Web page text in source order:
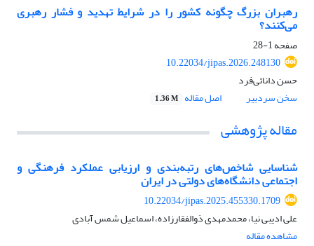
رهبران بزرگ چگونه کشور را در شرایط تهدید و فشار رهبری
می‌کنند؟
صفحه1-28
10.22034/jipas.2026.248130
حسن دانائی‌فرد
سخن سردبیر
اصل مقاله 1.36 M
مقاله پژوهشی
شناسایی شاخص‌های رتبه‌بندی و ارزیابی عملکرد فرهنگی و
اجتماعی دانشگاه‌های دولتی در ایران
10.22034/jipas.2025.455330.1709
علی ادیبی نیا، محمدمهدی ذوالفقارزاده، اسماعیل شمس آبادی
مشاهده مقاله